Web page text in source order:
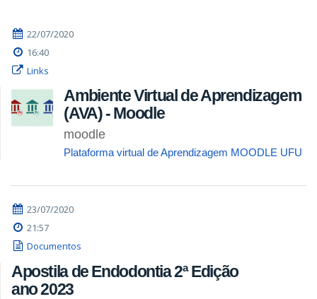
22/07/2020
16:40
Links
Ambiente Virtual de Aprendizagem
(AVA) - Moodle
moodle
Plataforma virtual de Aprendizagem MOODLE UFU
23/07/2020
21:57
Documentos
Apostila de Endodontia 2ª Edição
ano 2023